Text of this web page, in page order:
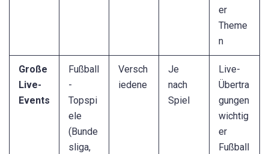
er
Theme
n
Große
Live-
Events
Fußball
-
Topspi
ele
(Bunde
sliga,
Versch
iedene
Je
nach
Spiel
Live-
Übertra
gungen
wichtig
er
Fußball